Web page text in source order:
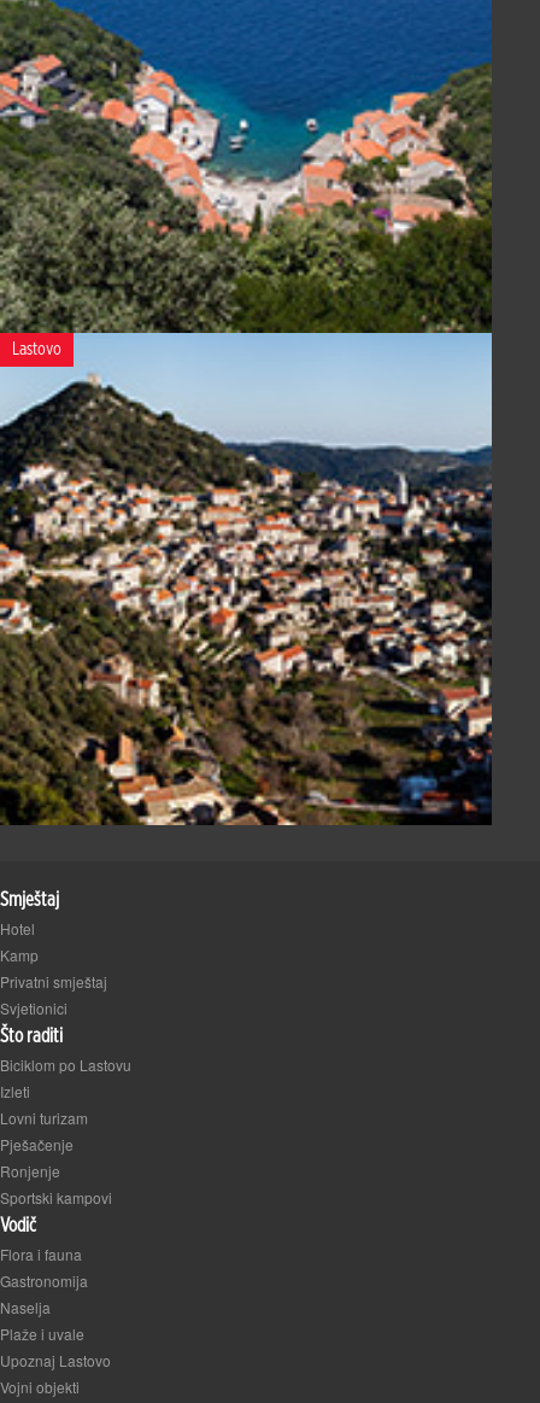
Lastovo
Smještaj
Hotel
Kamp
Privatni smještaj
Svjetionici
Što raditi
Biciklom po Lastovu
Izleti
Lovni turizam
Pješačenje
Ronjenje
Sportski kampovi
Vodič
Flora i fauna
Gastronomija
Naselja
Plaže i uvale
Upoznaj Lastovo
Vojni objekti